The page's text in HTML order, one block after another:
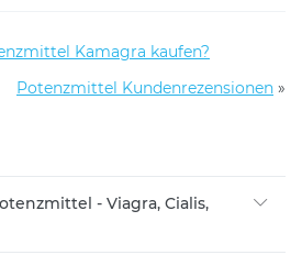
Kamagra kaufen?
Potenzmittel Kundenrezensionen »
- Viagra, Cialis,